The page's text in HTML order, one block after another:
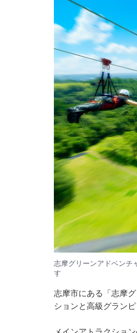
志摩グリーンアドベンチ
す
志摩市にある「志摩
ションと高級グラン